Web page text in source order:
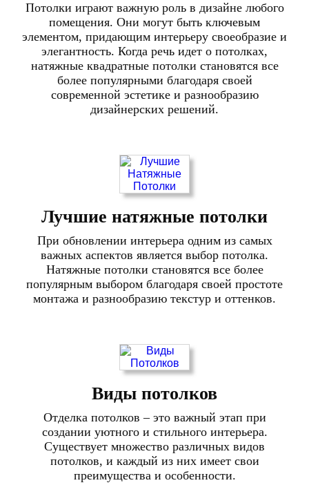
Потолки играют важную роль в дизайне любого
помещения. Они могут быть ключевым
элементом, придающим интерьеру своеобразие и
элегантность. Когда речь идет о потолках,
натяжные квадратные потолки становятся все
более популярными благодаря своей
современной эстетике и разнообразию
дизайнерских решений.
Лучшие натяжные потолки
При обновлении интерьера одним из самых
важных аспектов является выбор потолка.
Натяжные потолки становятся все более
популярным выбором благодаря своей простоте
монтажа и разнообразию текстур и оттенков.
Виды потолков
Отделка потолков – это важный этап при
создании уютного и стильного интерьера.
Существует множество различных видов
потолков, и каждый из них имеет свои
преимущества и особенности.